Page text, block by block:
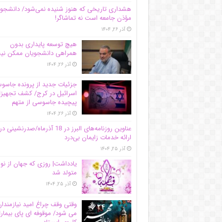
هشداری تاریخی که هنوز شنیده نمی‌شود/ دانشجو
مؤذن جامعه است نه تماشاگر!
آذر ۲۶, ۱۴۰۴
هیچ توسعه پایداری بدون
همراهی دانشجویان ممکن
آذر ۲۶, ۱۴۰۴
جزئیات جدید از پرونده
اسرائیل در کرج/‌ کشف
پیچیده جاسوسی از متهم
آذر ۲۶, ۱۴۰۴
عناوین روزنامه‌های البرز در ‌18 آذرماه/صدرنشینی در
ارائه خدمات زایمان بی‌درد
آذر ۲۵, ۱۴۰۴
یادداشت| روزی که جهان از نو
متولد شد
آذر ۲۵, ۱۴۰۴
وقتی وقف چراغ امید
می شود/ موقوفه ای پای